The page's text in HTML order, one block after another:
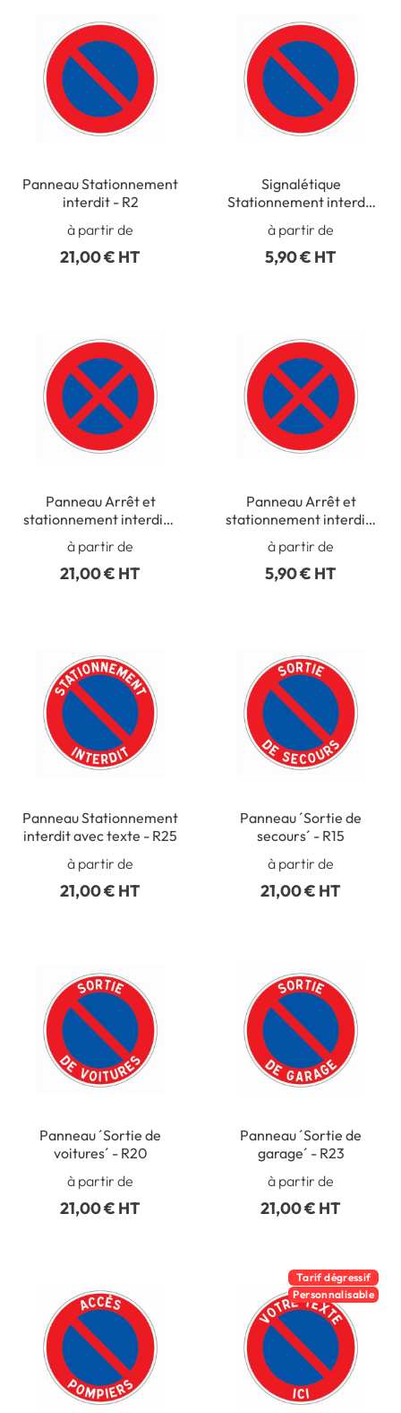
Panneau Stationnement
interdit - R2
à partir de
21,00 € HT
Signalétique
Stationnement interdit
PIC 227
à partir de
5,90 € HT
Panneau Arrêt et
stationnement interdit -
à partir de
21,00 € HT
Panneau Arrêt et
stationnement interdits
PIC 226
à partir de
5,90 € HT
Panneau Stationnement
interdit avec texte - R25
à partir de
21,00 € HT
Panneau ´Sortie de
secours´ - R15
à partir de
21,00 € HT
Panneau ´Sortie de
voitures´ - R20
à partir de
21,00 € HT
Panneau ´Sortie de
garage´ - R23
à partir de
21,00 € HT
Tarif dégressif
Personnalisable